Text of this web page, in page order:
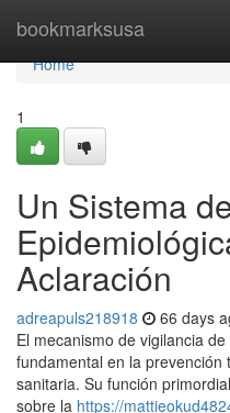
bookmarksusa
Home
Home
1
Un Sistema
Aclaración
adreapuls218918 66 days
El mecanismo de vigilancia
fundamental en la
sanitaria. Su función
sobre la https://